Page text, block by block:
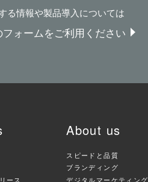
る情報や製品導入については
フォームをご利用ください
ース
About us
スピードと品質
ブランディング
デジタルマーケティング